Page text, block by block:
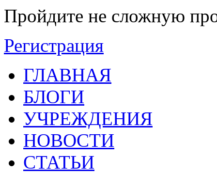
Пройдите не сложную
Регистрация
ГЛАВНАЯ
БЛОГИ
УЧРЕЖДЕНИЯ
НОВОСТИ
СТАТЬИ